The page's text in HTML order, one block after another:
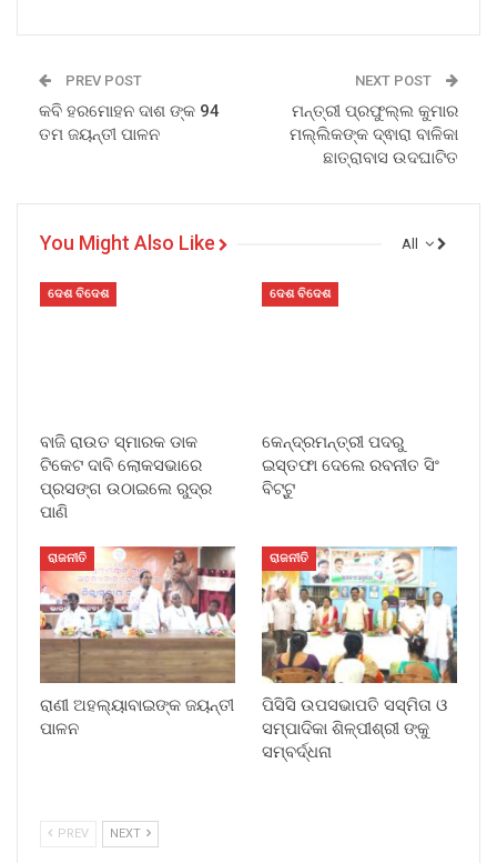
PREV POST
କବି ହରମୋହନ ଦାଶ ଙ୍କ 94
ତମ ଜୟନ୍ତୀ ପାଳନ
NEXT POST
ମନ୍ତ୍ରୀ ପ୍ରଫୁଲ୍ଲ କୁମାର
ମଲ୍ଲିକଙ୍କ ଦ୍ଵାରା ବାଳିକା
ଛାତ୍ରାବାସ ଉଦଘାଟିତ
All
You Might Also Like
ଦେଶ ବିଦେଶ
ବାଜି ରାଉତ ସ୍ମାରକ ଡାକ
ଟିକେଟ ଦାବି ଲୋକସଭାରେ
ପ୍ରସଙ୍ଗ ଉଠାଇଲେ ରୁଦ୍ର
ପାଣି
ଦେଶ ବିଦେଶ
କେନ୍ଦ୍ରମନ୍ତ୍ରୀ ପଦରୁ
ଇସ୍ତଫା ଦେଲେ ରବନୀତ ସିଂ
ବିଟ୍ଟୁ
ରାଜନୀତି
ରାଣୀ ଅହଲ୍ୟାବାଇଙ୍କ ଜୟନ୍ତୀ
ପାଳନ
ରାଜନୀତି
ପିସିସି ଉପସଭାପତି ସସ୍ମିତା ଓ
ସମ୍ପାଦିକା ଶିଳ୍ପୀଶ୍ରୀ ଙ୍କୁ
ସମ୍ବର୍ଦ୍ଧନା
PREV NEXT